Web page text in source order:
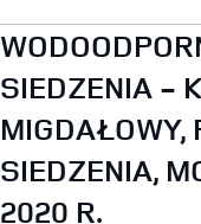
SIEDZENIA -
MIGDAŁOWY,
SIEDZENIA,
2020 R.